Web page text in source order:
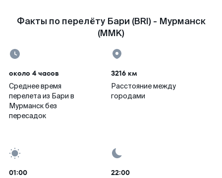
Факты по перелёту Бари (BRI) - Мурманск
(MMK)
около 4 часов
Среднее время
перелета из Бари в
Мурманск без
пересадок
3216 км
Расстояние между
городами
01:00 22:00